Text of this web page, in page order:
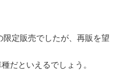
定販売でしたが、再販を望
だといえるでしょう。